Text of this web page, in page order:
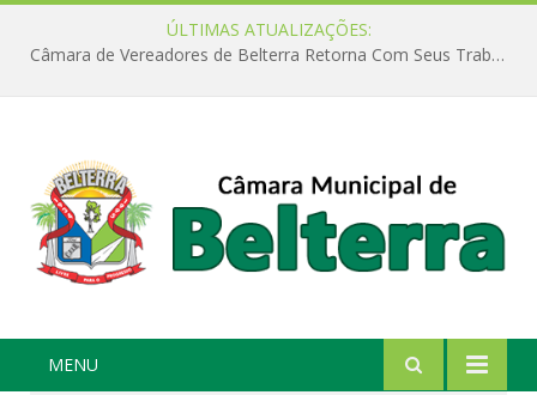
ÚLTIMAS ATUALIZAÇÕES:
Câmara de Vereadores de Belterra Retorna Com Seus Trabalhos Legislativos
MENU